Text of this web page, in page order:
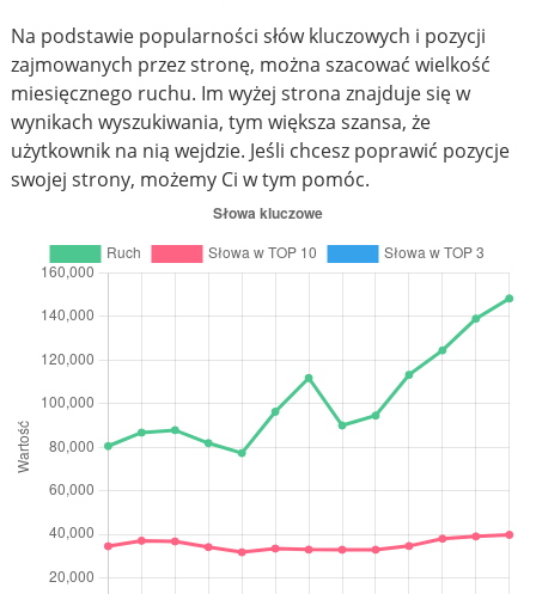
Na podstawie popularności słów kluczowych i pozycji
zajmowanych przez stronę, można szacować wielkość
miesięcznego ruchu. Im wyżej strona znajduje się w
wynikach wyszukiwania, tym większa szansa, że
użytkownik na nią wejdzie. Jeśli chcesz poprawić pozycje
swojej strony, możemy Ci w tym pomóc.